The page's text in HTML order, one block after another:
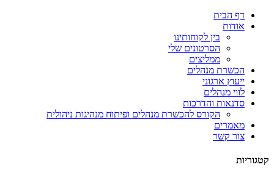
דף הבית
אודות
בין לקוחותינו
הסרטונים שלי
ממליצים
הכשרת מנהלים
ייעוץ ארגוני
לווי מנהלים
סדנאות והדרכות
הקורס להכשרת מנהלים ופיתוח מנהיגות ניהולית
מאמרים
צור קשר
קטגוריות